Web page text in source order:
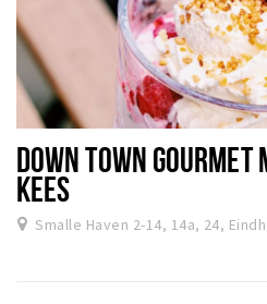
DOWN TOWN
KEES
Smalle Haven 2-14, 14a, 24,